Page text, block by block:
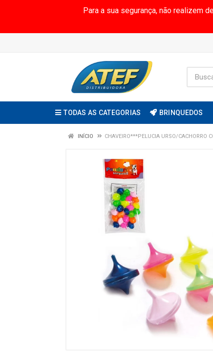
Para a sua segurança, não realizem
TODAS AS CATEGORIAS BRINQUEDOS
INÍCIO CHAVEIRO***PELUCIA URSO/CACHORRO